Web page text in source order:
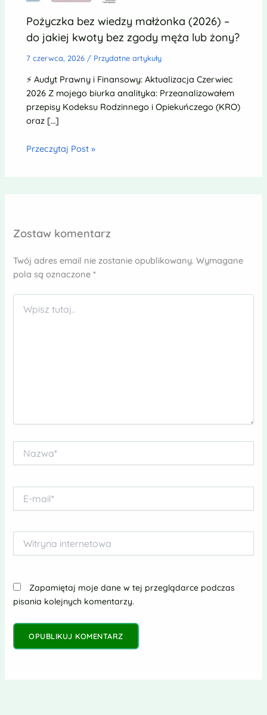
Pożyczka bez wiedzy małżonka (2026) –
do jakiej kwoty bez zgody męża lub żony?
7 czerwca, 2026 / Przydatne artykuły
⚡ Audyt Prawny i Finansowy: Aktualizacja Czerwiec
2026 Z mojego biurka analityka: Przeanalizowałem
przepisy Kodeksu Rodzinnego i Opiekuńczego (KRO)
oraz […]
Przeczytaj Post »
Zostaw komentarz
Twój adres email nie zostanie opublikowany. Wymagane
pola są oznaczone*
tutaj..
mail*
internetowa
Zapamiętaj moje dane w tej przeglądarce podczas
pisania kolejnych komentarzy.